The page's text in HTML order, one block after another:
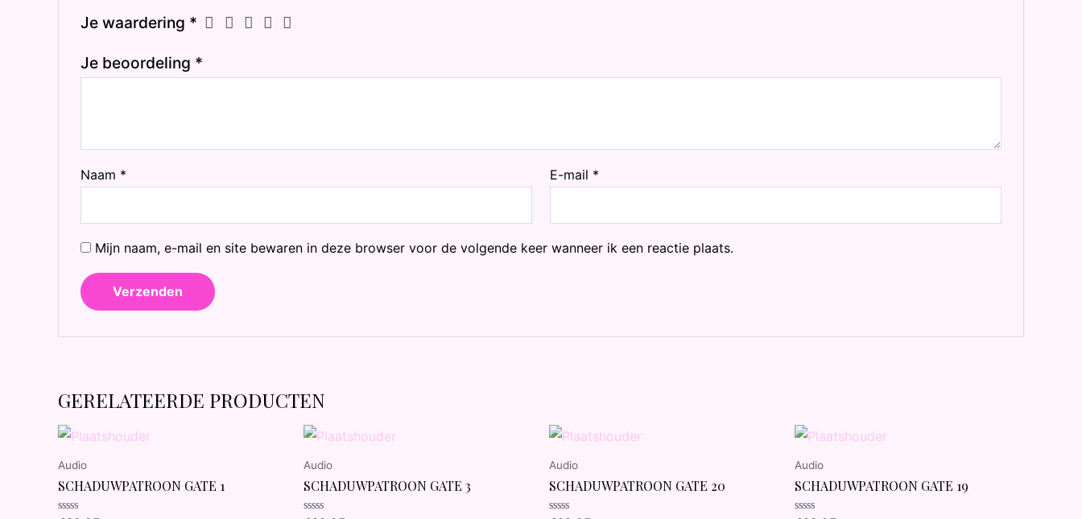
Je waardering *
Je beoordeling *
Naam * E-mail *
Mijn naam, e-mail en site bewaren in deze browser voor de volgende keer wanneer ik een reactie plaats.
GERELATEERDE PRODUCTEN
Audio
SCHADUWPATROON GATE 1
Audio
SCHADUWPATROON GATE 3
Audio
SCHADUWPATROON GATE 20
Audio
SCHADUWPATROON GATE 19